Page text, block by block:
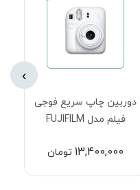
دوربین چاپ سریع فوجی
فیلم مدل FUJIFILM
White
13,400,000 تومان
›